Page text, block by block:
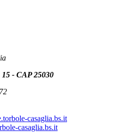
- CAP 25030
casaglia.bs.it
casaglia.bs.it